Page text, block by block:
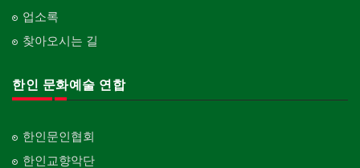
업소록
찾아오시는 길
한인 문화예술 연합
한인문인협회
한인교향악단